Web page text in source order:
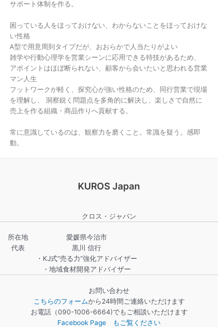
サポート体制を作る。
困っている人をほっておけない、わからないことをほっておけな
い性格
A型で用意周到タイプだが、おおらかで人当たりがよい
雑学や行動心理学を営業シーンに応用できる特技があるため、
アポイントはほぼ断られない、顧客から会いたいと思われる営業
マン人生
フットワークが軽く、探究心が強い性格のため、同行営業で現場
を理解し、 洞察鋭く問題点を多角的に解決し、楽しさで自然に
売上を作る組織・商品作りへ貢献する。
常に意識しているのは、観察力を磨くこと。常識を疑う。感即
動。
KUROS Japan
クロス・ジャパン
所在地
代表
愛媛県今治市
黒川 信行
・KJ式“売る力”強化アドバイザー
・地域食材開発アドバイザー
お問い合わせ
こちらのフォームから24時間ご連絡いただけます
お電話（090-1006-6664)でもご相談いただけます
Facebook Page もご覧ください